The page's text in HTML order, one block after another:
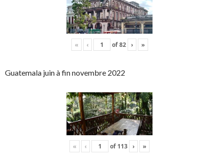
« ‹ of82 › »
Guatemala juin à fin novembre 2022
« ‹ of 113 › »